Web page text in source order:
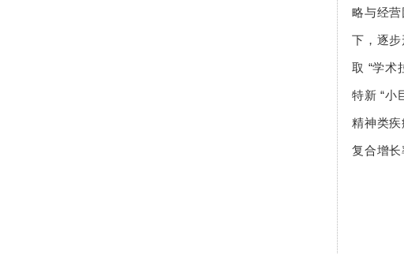
略与经
下，逐
取 “学术
特新 “小
精神类
复合增长